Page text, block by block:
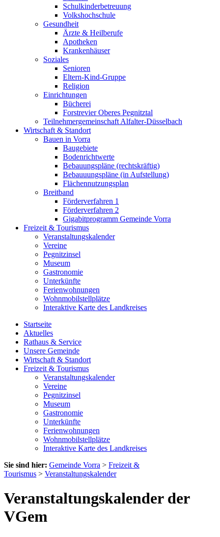
Schulkinderbetreuung
Volkshochschule
Gesundheit
Ärzte & Heilberufe
Apotheken
Krankenhäuser
Soziales
Senioren
Eltern-Kind-Gruppe
Religion
Einrichtungen
Bücherei
Forstrevier Oberes Pegnitztal
Teilnehmergemeinschaft Alfalter-Düsselbach
Wirtschaft & Standort
Bauen in Vorra
Baugebiete
Bodenrichtwerte
Bebauungspläne (rechtskräftig)
Bebauuungspläne (in Aufstellung)
Flächennutzungsplan
Breitband
Förderverfahren 1
Förderverfahren 2
Gigabitprogramm Gemeinde Vorra
Freizeit & Tourismus
Veranstaltungskalender
Vereine
Pegnitzinsel
Museum
Gastronomie
Unterkünfte
Ferienwohnungen
Wohnmobilstellplätze
Interaktive Karte des Landkreises
Startseite
Aktuelles
Rathaus & Service
Unsere Gemeinde
Wirtschaft & Standort
Freizeit & Tourismus
Veranstaltungskalender
Vereine
Pegnitzinsel
Museum
Gastronomie
Unterkünfte
Ferienwohnungen
Wohnmobilstellplätze
Interaktive Karte des Landkreises
Sie sind hier: Gemeinde Vorra > Freizeit &
Tourismus > Veranstaltungskalender
Veranstaltungskalender der
VGem